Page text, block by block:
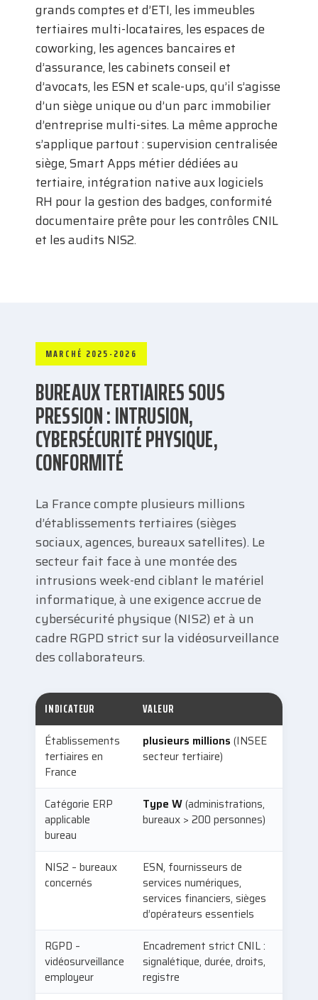
grands comptes et d’ETI, les immeubles
tertiaires multi-locataires, les espaces de
coworking, les agences bancaires et
d’assurance, les cabinets conseil et
d’avocats, les ESN et scale-ups, qu’il s’agisse
d’un siège unique ou d’un parc immobilier
d’entreprise multi-sites. La même approche
s’applique partout : supervision centralisée
siège, Smart Apps métier dédiées au
tertiaire, intégration native aux logiciels
RH pour la gestion des badges, conformité
documentaire prête pour les contrôles CNIL
et les audits NIS2.
MARCHÉ 2025-2026
BUREAUX TERTIAIRES SOUS
PRESSION : INTRUSION,
CYBERSÉCURITÉ PHYSIQUE,
CONFORMITÉ
La France compte plusieurs millions
d’établissements tertiaires (sièges
sociaux, agences, bureaux satellites). Le
secteur fait face à une montée des
intrusions week-end ciblant le matériel
informatique, à une exigence accrue de
cybersécurité physique (NIS2) et à un
cadre RGPD strict sur la vidéosurveillance
des collaborateurs.
INDICATEUR VALEUR
Établissements
tertiaires en
France
plusieurs millions (INSEE
secteur tertiaire)
Catégorie ERP
applicable
bureau
Type W(administrations,
bureaux > 200 personnes)
NIS2 – bureaux
concernés
ESN, fournisseurs de
services numériques,
services financiers, sièges
d’opérateurs essentiels
RGPD –
vidéosurveillance
employeur
Encadrement strict CNIL :
signalétique, durée, droits,
registre